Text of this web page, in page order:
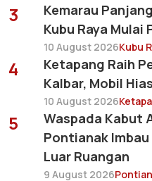
3
Kemarau
Kubu Raya Mulai
10 August 2026Kubu
4
Ketapang Raih
Kalbar, Mobil
10 August 2026
5
Waspada Kabut
Pontianak
Luar Ruangan
9 August 2026